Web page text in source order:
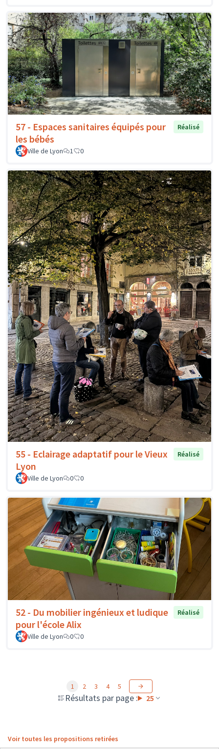
57 - Espaces sanitaires équipés pour
les bébés
Réalisé
Ville de Lyon 1 0
55 - Eclairage adaptatif pour le Vieux
Lyon
Réalisé
Ville de Lyon 0 0
52 - Du mobilier ingénieux et ludique
pour l'école Alix
Réalisé
Ville de Lyon 0 0
Résultats par page : 25
1 2 3 4 5
Voir toutes les propositions retirées